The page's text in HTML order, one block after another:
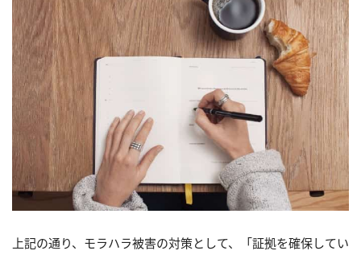
上記の通り、モラハラ被害の対策として、「証拠を確保してい